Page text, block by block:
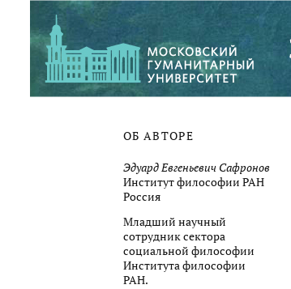
ОБ АВТОРЕ
Эдуард Евгеньевич Сафронов
Институт философии РАН
Россия
Младший научный
сотрудник сектора
социальной философии
Института философии
РАН.